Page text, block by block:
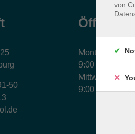
50
Montag,
9:00 bis 17:00
Mittwoch und
9:00 bis 12:30
von